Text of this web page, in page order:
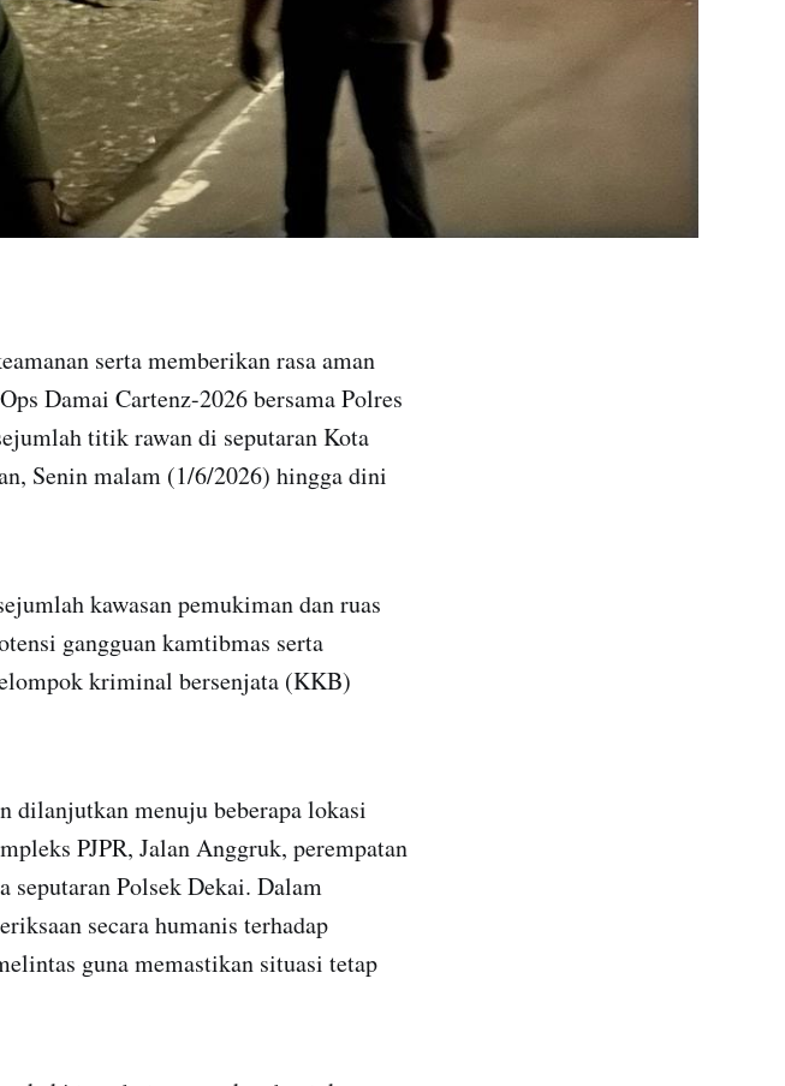
serta memberikan rasa aman
Damai Cartenz-2026 bersama Polres
titik rawan di seputaran Kota
Senin malam (1/6/2026) hingga dini
kawasan pemukiman dan ruas
gangguan kamtibmas serta
kriminal bersenjata (KKB)
dilanjutkan menuju beberapa lokasi
PJPR, Jalan Anggruk, perempatan
seputaran Polsek Dekai. Dalam
secara humanis terhadap
guna memastikan situasi tetap